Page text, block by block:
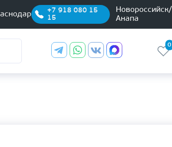
+7 918 080 15
15
Новороссийск/
Анапа
0